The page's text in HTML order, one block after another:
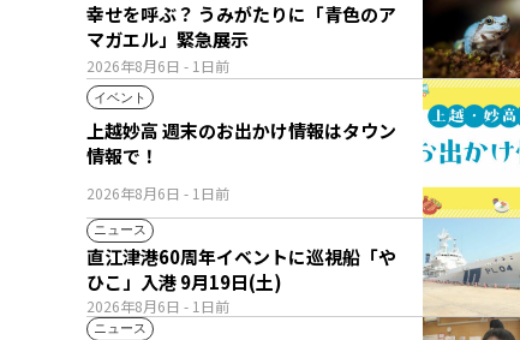
2026年8月6日 - 1日前
幸せを呼ぶ？ うみがたりに「青色のア
マガエル」緊急展示
イベント
2026年8月6日 - 1日前
上越妙高 週末のお出かけ情報はタウン
情報で！
ニュース
2026年8月6日 - 1日前
直江津港60周年イベントに巡視船「や
ひこ」入港 9月19日(土)
ニュース